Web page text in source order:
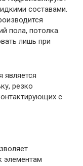
составами.
пола, потолка.
лишь при
является
резко
с
элементам